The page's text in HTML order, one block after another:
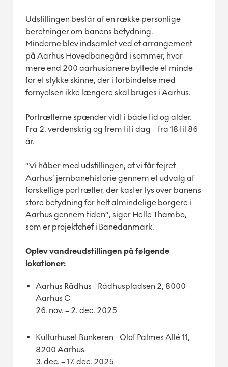
Udstillingen består af en række personlige
beretninger om banens betydning.
Minderne blev indsamlet ved et arrangement
på Aarhus Hovedbanegård i sommer, hvor
mere end 200 aarhusianere byttede et minde
for et stykke skinne, der i forbindelse med
fornyelsen ikke længere skal bruges i Aarhus.
Portrætterne spænder vidt i både tid og alder.
Fra 2. verdenskrig og frem til i dag – fra 18 til 86
år.
”Vi håber med udstillingen, at vi får fejret
Aarhus’ jernbanehistorie gennem et udvalg af
forskellige portrætter, der kaster lys over banens
store betydning for helt almindelige borgere i
Aarhus gennem tiden”, siger Helle Thambo,
som er projektchef i Banedanmark.
Oplev vandreudstillingen på følgende
lokationer:
Aarhus Rådhus - Rådhuspladsen 2, 8000
Aarhus C
26. nov. – 2. dec. 2025
Kulturhuset Bunkeren - Olof Palmes Allé 11,
8200 Aarhus
3. dec. – 17. dec. 2025